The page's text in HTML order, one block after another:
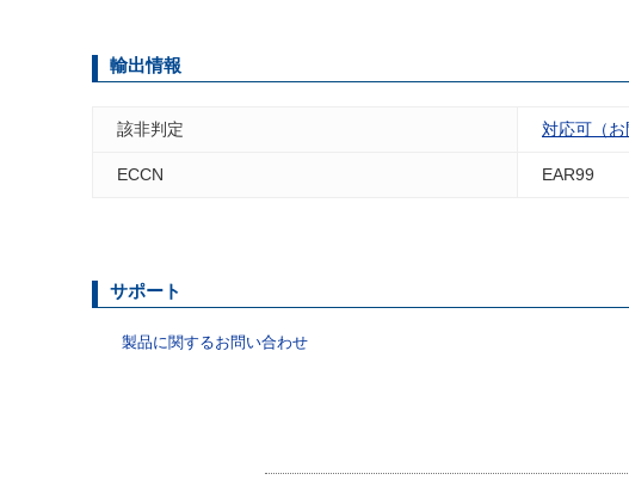
輸出情報
該非判定 対応可（お
ECCN EAR99
サポート
製品に関するお問い合わせ